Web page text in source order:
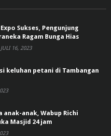
Sukses, Pengunjung
Ragam Bunga Hias
JULI 16, 2023
keluhan petani di Tambangan
anak-anak, Wabup Richi
Masjid 24 jam